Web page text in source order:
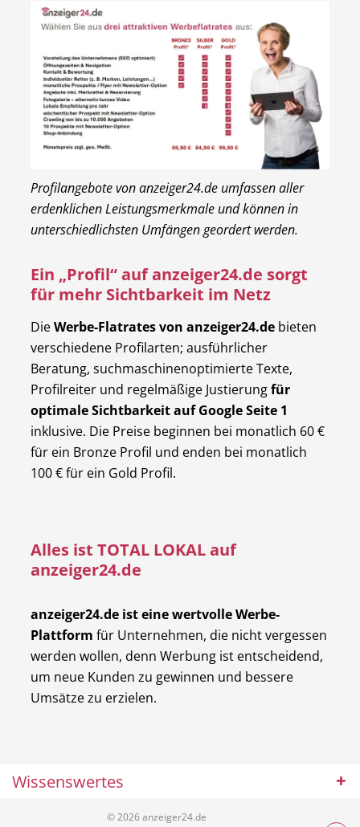
Profilangebote von anzeiger24.de umfassen aller
erdenklichen Leistungsmerkmale und können in
unterschiedlichsten Umfängen geordert werden.
Ein „Profil“ auf anzeiger24.de sorgt
für mehr Sichtbarkeit im Netz
DieWerbe-Flatrates von anzeiger24.de bieten
verschiedene Profilarten; ausführlicher
Beratung, suchmaschinenoptimierte Texte,
Profilreiter und regelmäßige Justierungfür
optimale Sichtbarkeit auf Google Seite 1
inklusive. Die Preise beginnen bei monatlich 60 €
für ein Bronze Profil und enden bei monatlich
100 € für ein Gold Profil.
Alles ist TOTAL LOKAL auf
anzeiger24.de
anzeiger24.de ist eine wertvolle Werbe-
Plattform für Unternehmen, die nicht vergessen
werden wollen, denn Werbung ist entscheidend,
um neue Kunden zu gewinnen und bessere
Umsätze zu erzielen.
Wissenswertes
© 2026 anzeiger24.de